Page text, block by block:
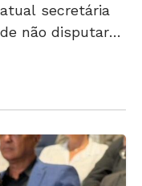
secretária
não disputar